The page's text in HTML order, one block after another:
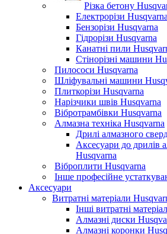
Різка бетону
Електрорізи Husqvarna
Бензорізи Husqvarna
Гідрорізи Husqvarna
Канатні пили
Стінорізні машини
Пилососи Husqvarna
Шліфувальні машини
Плиткорізи Husqvarna
Нарізчики швів Husqvarna
Вібротрамбівки Husqvarna
Алмазна техніка Husqvarna
Дрилі алмазного
Аксесуари до дрилів
Husqvarna
Віброплити Husqvarna
Інше професійне
Аксесуари
Витратні матеріали
Інші витратні
Алмазні диски
Алмазні коронки